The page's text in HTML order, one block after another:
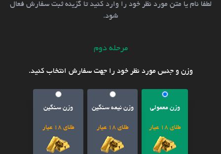
لطفا نام یا متن مورد نظر خود را وارد کنید تا گزینه ثبت سفارش فعال
شود.
مرحله دوم
وزن و جنس مورد نظر خود را جهت سفارش انتخاب کنید.
وزن معمولی
طلای 18 عیار
وزن نیمه سنگین
طلای 18 عیار
وزن سنگین
طلای 18 عیار